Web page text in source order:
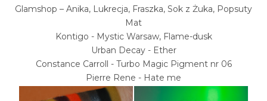
Glamshop – Anika, Lukrecja, Fraszka, Sok z Żuka, Popsuty
Mat
Kontigo - Mystic Warsaw, Flame-dusk
Urban Decay - Ether
Constance Carroll - Turbo Magic Pigment nr 06
Pierre Rene - Hate me